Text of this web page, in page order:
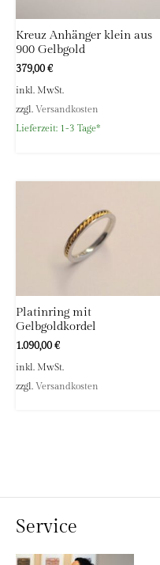
Kreuz Anhänger klein aus
900 Gelbgold
379,00€
inkl. MwSt.
zzgl. Versandkosten
Lieferzeit: 1-3 Tage*
Platinring mit
Gelbgoldkordel
1.090,00€
inkl. MwSt.
zzgl. Versandkosten
Service